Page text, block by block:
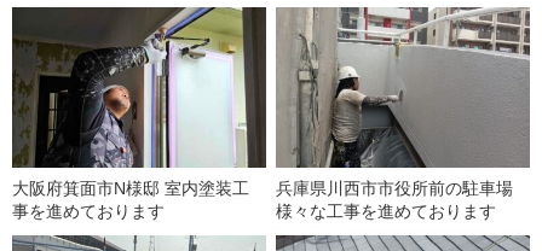
大阪府箕面市N様邸 室内塗装工
事を進めております
兵庫県川西市市役所前の駐車場
様々な工事を進めております